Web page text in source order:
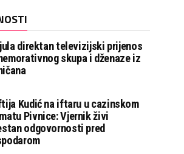
direktan televizijski prijenos
skupa i dženaze iz
Kudić na iftaru u cazinskom
Pivnice: Vjernik živi
odgovornosti pred